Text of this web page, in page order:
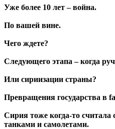
Уже более 10 лет – война.
По вашей вине.
Чего ждете?
Следующего этапа – когда
Или сириизации страны?
Превращения государства в
Сирия тоже когда-то считала
танками и самолетами.